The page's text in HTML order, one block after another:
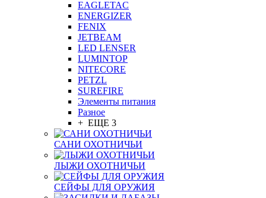
EAGLETAC
ENERGIZER
FENIX
JETBEAM
LED LENSER
LUMINTOP
NITECORE
PETZL
SUREFIRE
Элементы питания
Разное
+ ЕЩЕ 3
САНИ ОХОТНИЧЬИ
ЛЫЖИ ОХОТНИЧЬИ
СЕЙФЫ ДЛЯ ОРУЖИЯ